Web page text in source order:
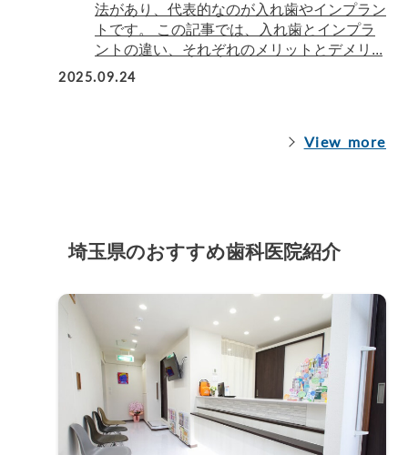
法があり、代表的なのが入れ歯やインプラン
トです。 この記事では、入れ歯とインプラ
ントの違い、それぞれのメリットとデメリ...
2025.09.24
View more
埼玉県のおすすめ歯科医院紹介